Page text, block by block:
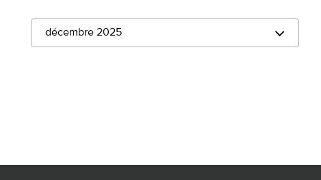
décembre 2025